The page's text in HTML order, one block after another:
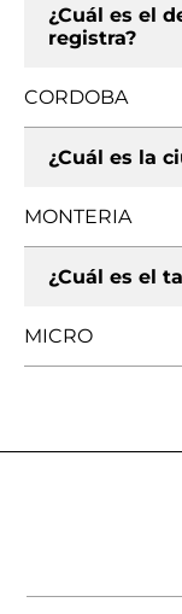
¿Cuál es el
registra?
CORDOBA
¿Cuál es la
MONTERIA
¿Cuál es el
MICRO